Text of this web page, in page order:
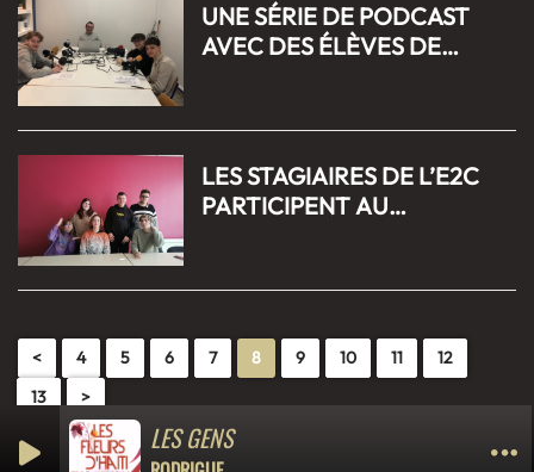
LES GENS
UNE SÉRIE DE PODCAST
AVEC DES ÉLÈVES DE
LES STAGIAIRES DE L’E2C
PARTICIPENT AU
< 4 5 6 7 8 9 10 11
12
13
>